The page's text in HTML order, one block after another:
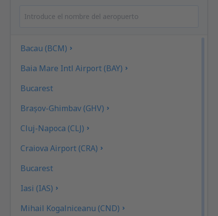
Bacau (BCM)
Baia Mare Intl Airport (BAY)
Bucarest
Brașov-Ghimbav (GHV)
Cluj-Napoca (CLJ)
Craiova Airport (CRA)
Bucarest
Iasi (IAS)
Mihail Kogalniceanu (CND)